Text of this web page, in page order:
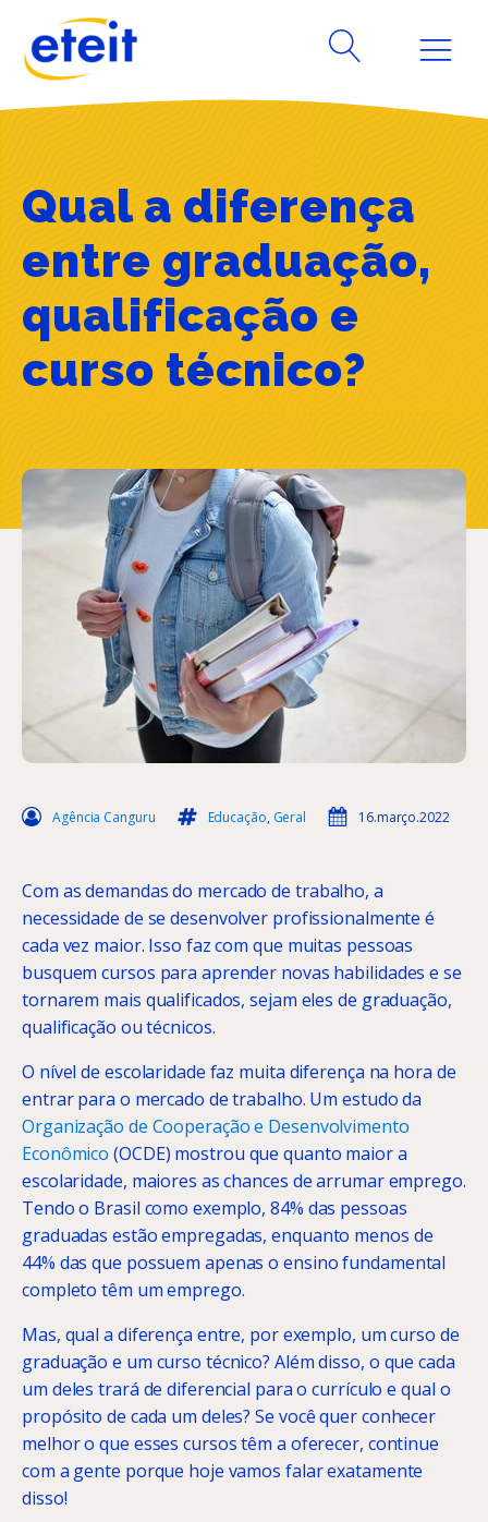
Qual a diferença
entre graduação,
qualificação e
curso técnico?
Agência Canguru Educação, Geral 16.março.2022
Com as demandas do mercado de trabalho, a
necessidade de se desenvolver profissionalmente é
cada vez maior. Isso faz com que muitas pessoas
busquem cursos para aprender novas habilidades e se
tornarem mais qualificados, sejam eles de graduação,
qualificação ou técnicos.
O nível de escolaridade faz muita diferença na hora de
entrar para o mercado de trabalho. Um estudo da
Organização de Cooperação e Desenvolvimento
Econômico (OCDE) mostrou que quanto maior a
escolaridade, maiores as chances de arrumar emprego.
Tendo o Brasil como exemplo, 84% das pessoas
graduadas estão empregadas, enquanto menos de
44% das que possuem apenas o ensino fundamental
completo têm um emprego.
Mas, qual a diferença entre, por exemplo, um curso de
graduação e um curso técnico? Além disso, o que cada
um deles trará de diferencial para o currículo e qual o
propósito de cada um deles? Se você quer conhecer
melhor o que esses cursos têm a oferecer, continue
com a gente porque hoje vamos falar exatamente
disso!